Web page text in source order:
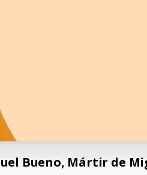
Bueno, Mártir de